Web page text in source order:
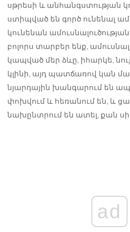
սթրեսի և անհանգստության
ստիպված են գործ ունենալ
կունենան
բոլորս տարբեր ենք,
կապված մեր ձևը, իհարկե,
կլինի, այդ պատճառով կան
նյարդային խանգարում են
փոխվում և հեռանում են, և
նախընտրում են ատել, քան
ad